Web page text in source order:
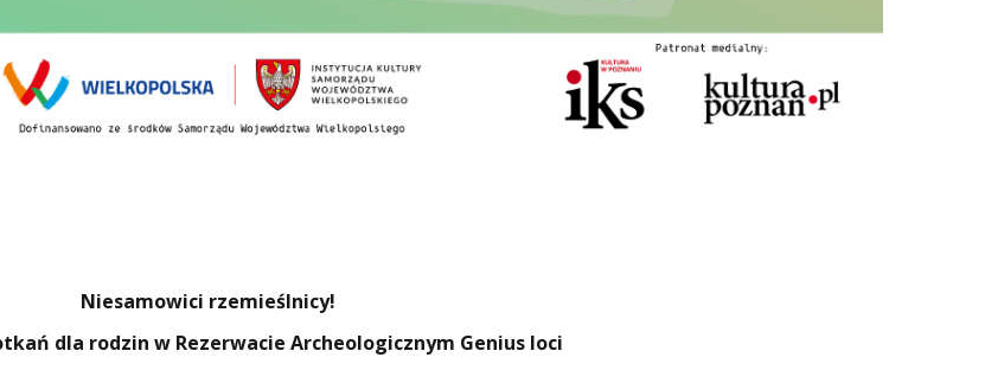
Niesamowici rzemieślnicy!
dla rodzin w Rezerwacie Archeologicznym Genius loci